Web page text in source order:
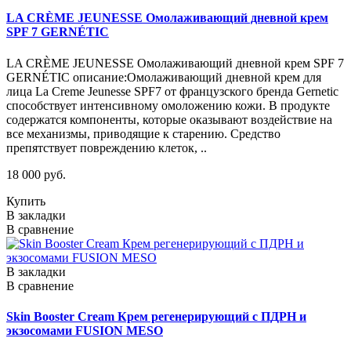
LA CRÈME JEUNESSE Омолаживающий дневной крем
SPF 7 GERNÉTIC
LA CRÈME JEUNESSE Омолаживающий дневной крем SPF 7
GERNÉTIC описание:Омолаживающий дневной крем для
лица La Creme Jeunesse SPF7 от французского бренда Gernetic
способствует интенсивному омоложению кожи. В продукте
содержатся компоненты, которые оказывают воздействие на
все механизмы, приводящие к старению. Средство
препятствует повреждению клеток, ..
18 000 руб.
Купить
В закладки
В сравнение
В закладки
В сравнение
Skin Booster Cream Крем регенерирующий с ПДРН и
экзосомами FUSION MESO